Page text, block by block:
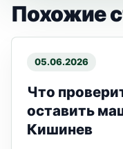
Похожие
05.06.2026
Что
оставить
Кишинев